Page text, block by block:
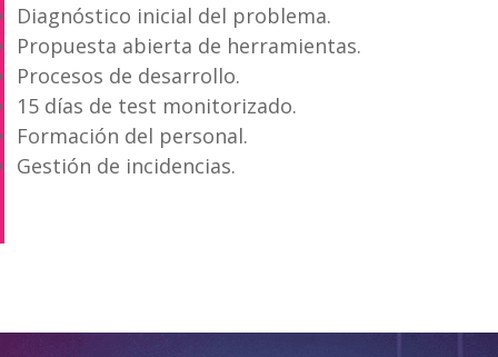
Diagnóstico inicial del problema.
Propuesta abierta de herramientas.
Procesos de desarrollo.
15 días de test monitorizado.
Formación del personal.
Gestión de incidencias.